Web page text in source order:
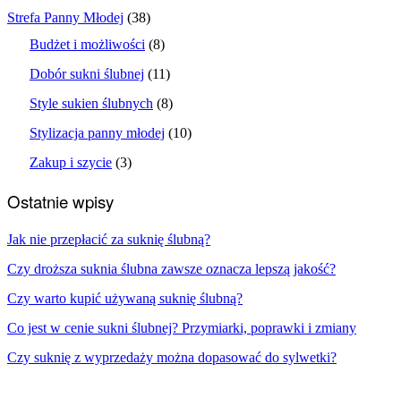
Strefa Panny Młodej (38)
Budżet i możliwości (8)
Dobór sukni ślubnej (11)
Style sukien ślubnych (8)
Stylizacja panny młodej (10)
Zakup i szycie (3)
Ostatnie wpisy
Jak nie przepłacić za suknię ślubną?
Czy droższa suknia ślubna zawsze oznacza lepszą jakość?
Czy warto kupić używaną suknię ślubną?
Co jest w cenie sukni ślubnej? Przymiarki, poprawki i zmiany
Czy suknię z wyprzedaży można dopasować do sylwetki?